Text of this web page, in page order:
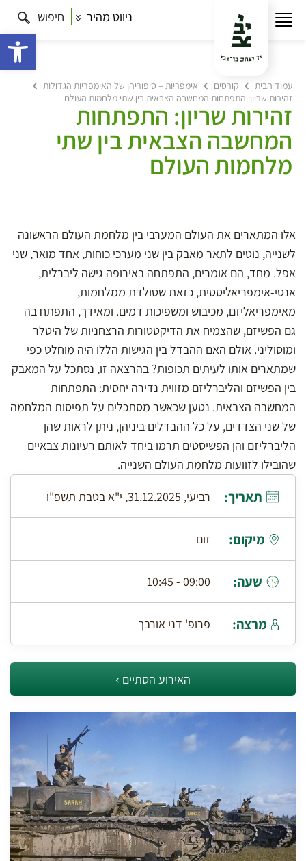
ניווט מהיר חיפוש
עמוד הבית קורסים
אימפריות – סיפוריהן של האימפריות הגדולות
זהירות שריון: התפתחות המחשבה הצבאית בין שתי מלחמות העולם
זהירות שריון: התפתחות
המחשבה הצבאית בין שתי
מלחמות העולם
אלו המתארים את העולם המערבי בין מלחמת העולם הראשונה
לשנייה, נוטים לתאר מאבק בין שני מערכי כוחות, אחד מואר, שני
אפל. מחד, הם אומרים, התפתחה באירופה גישה ליברלית,
אנטי-אימפריאליסטית, כזאת שסולדת ממלחמות,
מאימפריאליזם, מכיבוש ומשפיכות דמים. ומאידך, התפתח בה
גם הפשיזם, שהצמיח את הדיקטטורות הרצחניות של היטלר
ומוסוליני. אולם האם ההבדל בין הגישות הללו היה מוחלט כפי
שמתארים אותו לעיתים תכופות? בהרצאה זו, נסתכל על המאבק
בין הפשיזם והליברליזם מזווית נדירה יחסית: התפתחות
המחשבה הצבאית. נטען שכאשר מסתכלים על תפיסות המלחמה
של שני הצדדים, על כל ההבדלים ביניהן, ניתן לראות שהן
הליברליזם והן הפשיסטים תרמו ביחד לאותם רעיונות צבאיים
שהובילו לזוועות מלחמת העולם השנייה.
תאריך: רביעי, 31.12.2025, י"א בטבת תשפ"ו
מיקום: זום
שעה: 09:00 - 10:45
מרצה: פרופ' דני אורבך
האירוע הסתיים